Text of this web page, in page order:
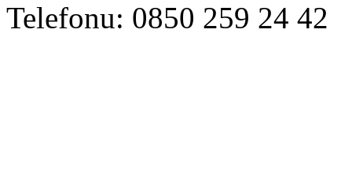
Telefonu: 0850 259 24 42